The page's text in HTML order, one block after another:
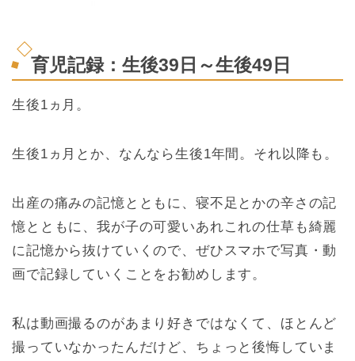
育児記録：生後39日～生後49日
生後1ヵ月。
生後1ヵ月とか、なんなら生後1年間。それ以降も。
出産の痛みの記憶とともに、寝不足とかの辛さの記
憶とともに、我が子の可愛いあれこれの仕草も綺麗
に記憶から抜けていくので、ぜひスマホで写真・動
画で記録していくことをお勧めします。
私は動画撮るのがあまり好きではなくて、ほとんど
撮っていなかったんだけど、ちょっと後悔していま